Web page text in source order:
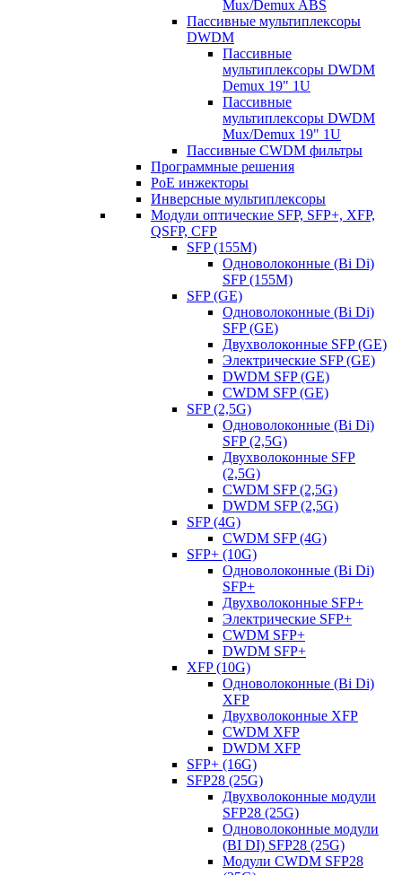
Mux/Demux ABS
Пассивные мультиплексоры
DWDM
Пассивные
мультиплексоры DWDM
Demux 19" 1U
Пассивные
мультиплексоры DWDM
Mux/Demux 19" 1U
Пассивные CWDM фильтры
Программные решения
PoE инжекторы
Инверсные мультиплексоры
Модули оптические SFP, SFP+, XFP,
QSFP, CFP
SFP (155M)
Одноволоконные (Bi Di)
SFP (155M)
SFP (GE)
Одноволоконные (Bi Di)
SFP (GE)
Двухволоконные SFP (GE)
Электрические SFP (GE)
DWDM SFP (GE)
CWDM SFP (GE)
SFP (2,5G)
Одноволоконные (Bi Di)
SFP (2,5G)
Двухволоконные SFP
(2,5G)
CWDM SFP (2,5G)
DWDM SFP (2,5G)
SFP (4G)
CWDM SFP (4G)
SFP+ (10G)
Одноволоконные (Bi Di)
SFP+
Двухволоконные SFP+
Электрические SFP+
CWDM SFP+
DWDM SFP+
XFP (10G)
Одноволоконные (Bi Di)
XFP
Двухволоконные XFP
CWDM XFP
DWDM XFP
SFP+ (16G)
SFP28 (25G)
Двухволоконные модули
SFP28 (25G)
Одноволоконные модули
(BI DI) SFP28 (25G)
Модули CWDM SFP28